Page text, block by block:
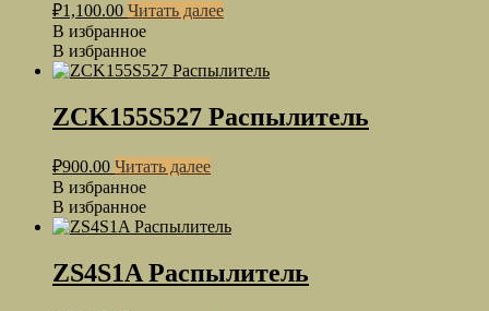
₽1,100.00 Читать далее
В избранное
В избранное
ZCK155S527 Распылитель
₽900.00 Читать далее
В избранное
В избранное
ZS4S1A Распылитель